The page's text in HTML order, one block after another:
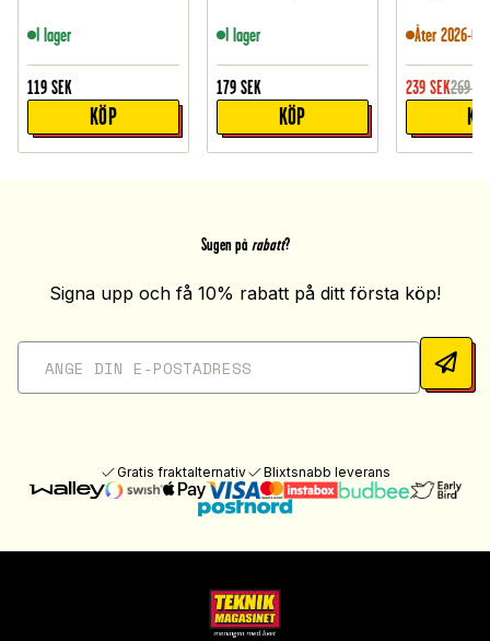
I lager
119 SEK
KÖP
I lager
179 SEK
KÖP
Åter 2026-
239 SEK269
Sugen på rabatt?
Signa upp och få 10% rabatt på ditt första köp!
Gratis fraktalternativ Blixtsnabb leverans